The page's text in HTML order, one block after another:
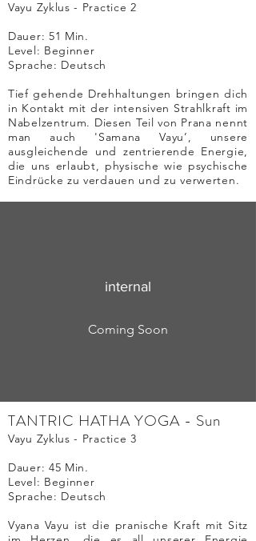
Vayu Zyklus - Practice 2
Dauer: 51 Min.
Level: Beginner
Sprache: Deutsch
Tief gehende Drehhaltungen bringen dich
in Kontakt mit der intensiven Strahlkraft im
Nabelzentrum. Diesen Teil von Prana nennt
man auch 'Samana Vayu’, unsere
ausgleichende und zentrierende Energie,
die uns erlaubt, physische wie psychische
Eindrücke zu verdauen und zu verwerten.
internal
Coming Soon
TANTRIC HATHA YOGA - Sun
Vayu Zyklus - Practice 3
Dauer: 45 Min.
Level: Beginner
Sprache: Deutsch
Vyana Vayu ist die pranische Kraft mit Sitz